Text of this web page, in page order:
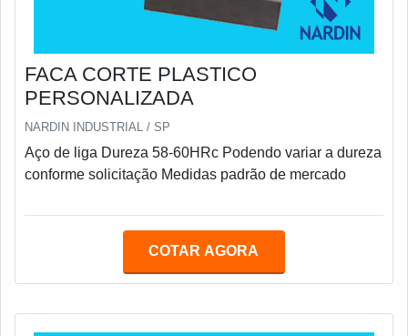
FACA CORTE PLASTICO
PERSONALIZADA
NARDIN INDUSTRIAL / SP
Aço de liga Dureza 58-60HRc Podendo variar a dureza
conforme solicitação Medidas padrão de mercado
COTAR AGORA